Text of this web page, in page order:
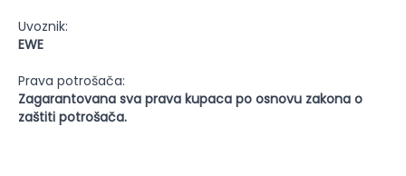
Uvoznik:
EWE
Prava potrošača:
Zagarantovana sva prava kupaca po osnovu zakona o
zaštiti potrošača.